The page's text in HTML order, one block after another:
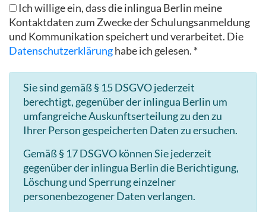
Ich willige ein, dass die inlingua Berlin meine
Kontaktdaten zum Zwecke der Schulungsanmeldung
und Kommunikation speichert und verarbeitet. Die
Datenschutzerklärunghabe ich gelesen. *
Sie sind gemäß § 15 DSGVO jederzeit
berechtigt, gegenüber der inlingua Berlin um
umfangreiche Auskunftserteilung zu den zu
Ihrer Person gespeicherten Daten zu ersuchen.
Gemäß § 17 DSGVO können Sie jederzeit
gegenüber der inlingua Berlin die Berichtigung,
Löschung und Sperrung einzelner
personenbezogener Daten verlangen.